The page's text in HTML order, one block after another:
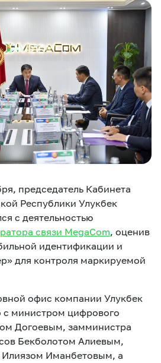
Соц.сети
номера Доставка SIM
Работа в MEGA
офисов и
покрытие
MegaPay MegaKassa
председатель Кабинета
Республики Улукбек
с деятельностью
связи MegaCom, оценив
идентификации и
для контроля маркируемой
офис компании Улукбек
министром цифрового
Догоевым, замминистра
Бекболотом Алиевым,
Иманбетовым, а